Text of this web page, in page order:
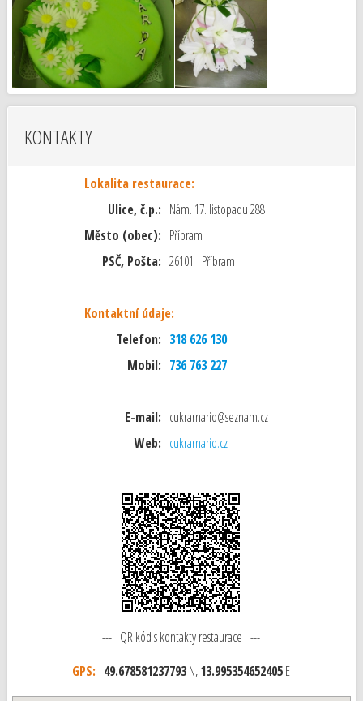
KONTAKTY
Lokalita restaurace:
Ulice, č.p.: Nám. 17. listopadu 288
Město (obec): Příbram
PSČ, Pošta: 26101 Příbram
Kontaktní údaje:
Telefon: 318 626 130
Mobil: 736 763 227
E-mail: cukrarnario@seznam.cz
Web: cukrarnario.cz
--- QR kód s kontakty restaurace ---
GPS: 49.678581237793N,13.995354652405E